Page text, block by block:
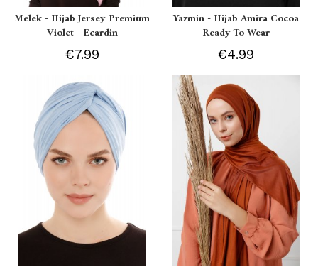
Melek - Hijab Jersey Premium
Violet - Ecardin
€7.99
Yazmin - Hijab Amira Cocoa
Ready To Wear
€4.99